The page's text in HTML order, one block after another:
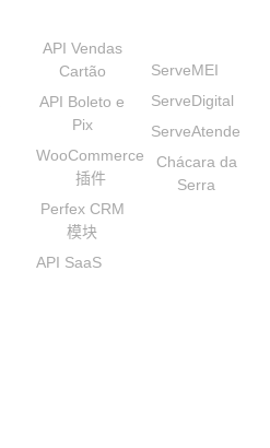
API Vendas
Cartão
API Boleto e
Pix
WooCommerce
插件
Perfex CRM
模块
API SaaS
ServeMEI
ServeDigital
ServeAtende
Chácara da
Serra